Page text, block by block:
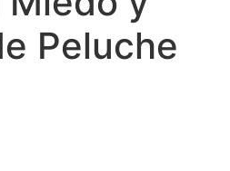
Peluche